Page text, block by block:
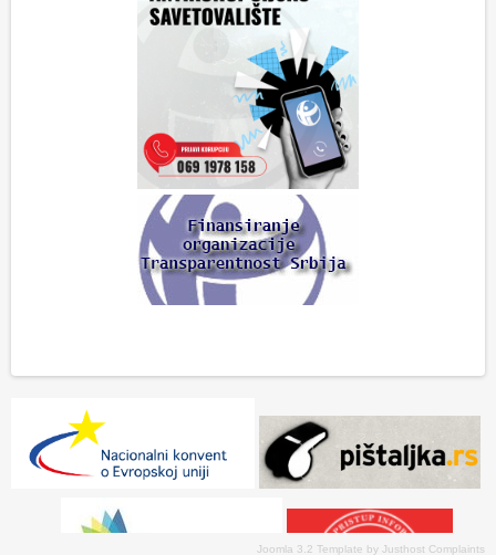
Joomla 3.2 Template by Justhost Complaints